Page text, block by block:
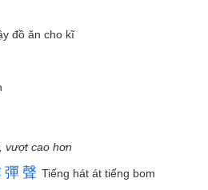
đồ ăn cho kĩ
vượt cao hơn
彈 聲 Tiếng hát át tiếng bom